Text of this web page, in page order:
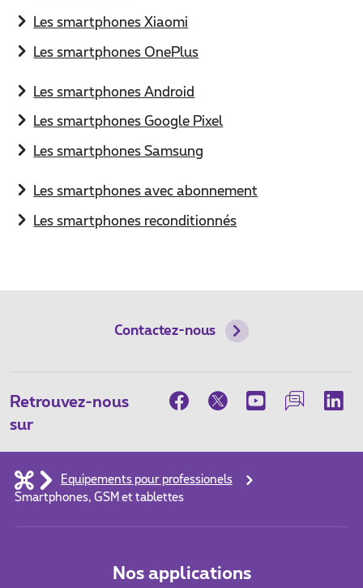
Les smartphones Xiaomi
Les smartphones OnePlus
Les smartphones Android
Les smartphones Google Pixel
Les smartphones Samsung
Les smartphones avec abonnement
Les smartphones reconditionnés
Contactez-nous
Retrouvez-nous
sur
Equipements pour professionels
Smartphones, GSM et tablettes
Nos applications